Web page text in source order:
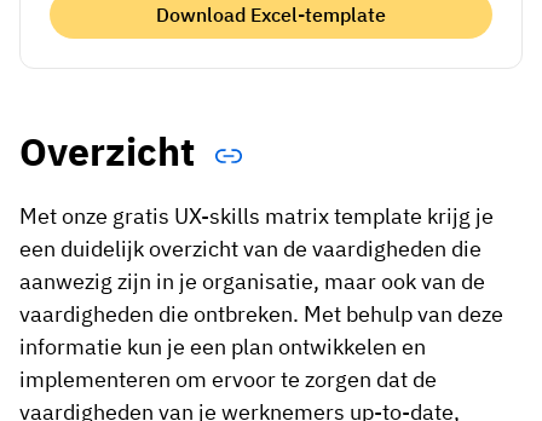
Download Excel-template
Overzicht
Met onze gratis UX-skills matrix template krijg je
een duidelijk overzicht van de vaardigheden die
aanwezig zijn in je organisatie, maar ook van de
vaardigheden die ontbreken. Met behulp van deze
informatie kun je een plan ontwikkelen en
implementeren om ervoor te zorgen dat de
vaardigheden van je werknemers up-to-date,